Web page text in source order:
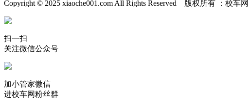
Copyright © 2025 xiaoche001.com All Rights Reserved 版权所有 ：校车网
扫一扫
关注微信公众号
加小管家微信
进校车网粉丝群